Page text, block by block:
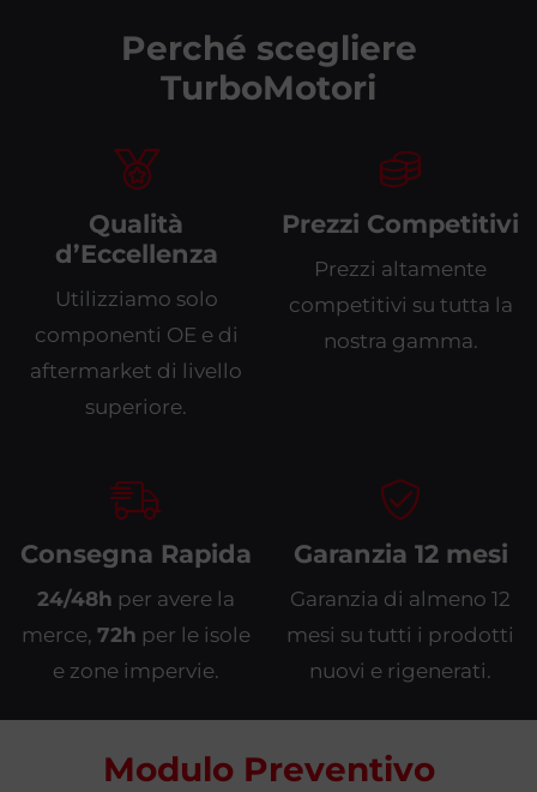
Perché scegliere
TurboMotori
Qualità
d’Eccellenza
Utilizziamo solo
componenti OE e di
aftermarket di livello
superiore.
Prezzi Competitivi
Prezzi altamente
competitivi su tutta la
nostra gamma.
Consegna Rapida
24/48h per avere la
merce,72h per le isole
e zone impervie.
Garanzia 12 mesi
Garanzia di almeno 12
mesi su tutti i prodotti
nuovi e rigenerati.
Modulo Preventivo